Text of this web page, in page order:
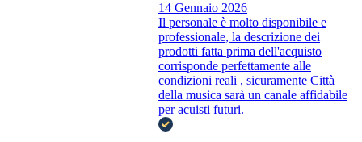
14 Gennaio 2026
Il personale è molto disponibile e
professionale, la descrizione dei
prodotti fatta prima dell'acquisto
corrisponde perfettamente alle
condizioni reali , sicuramente Città
della musica sarà un canale affidabile
per acuisti futuri.